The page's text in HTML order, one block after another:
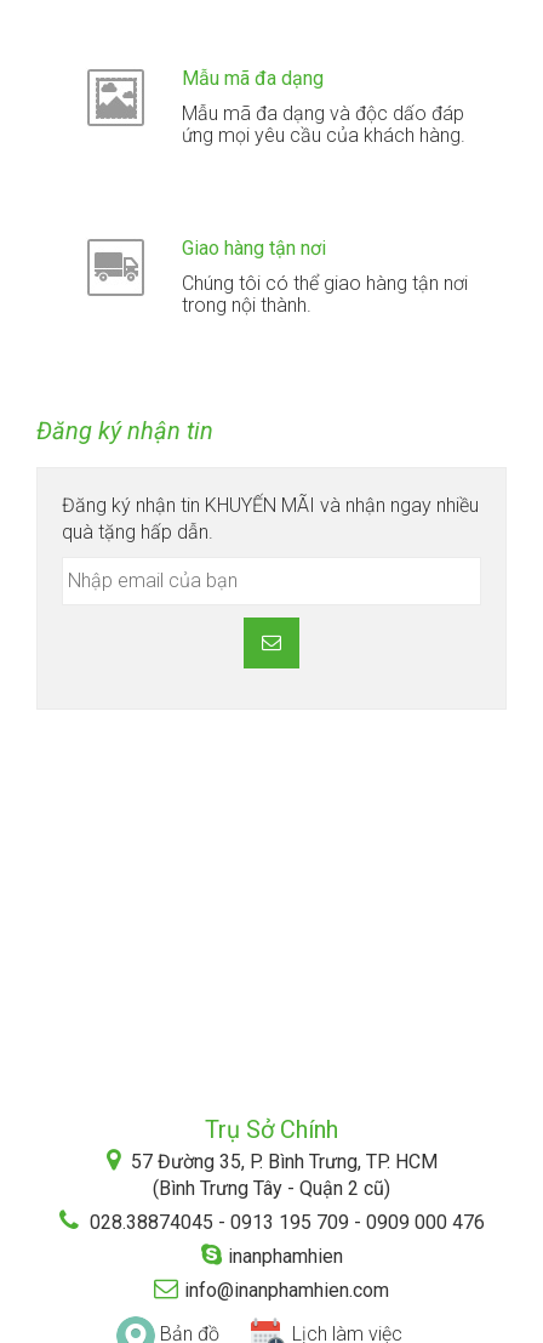
Mẫu mã đa dạng
Mẫu mã đa dạng và độc dấo đáp
ứng mọi yêu cầu của khách hàng.
Giao hàng tận nơi
Chúng tôi có thể giao hàng tận nơi
trong nội thành.
Đăng ký nhận tin
Đăng ký nhận tin KHUYẾN MÃI và nhận ngay nhiều
quà tặng hấp dẫn.
Trụ Sở Chính
57 Đường 35, P. Bình Trưng, TP. HCM
(Bình Trưng Tây - Quận 2 cũ)
028.38874045 - 0913 195 709 - 0909 000 476
inanphamhien
info@inanphamhien.com
Bản đồ
Lịch làm việc